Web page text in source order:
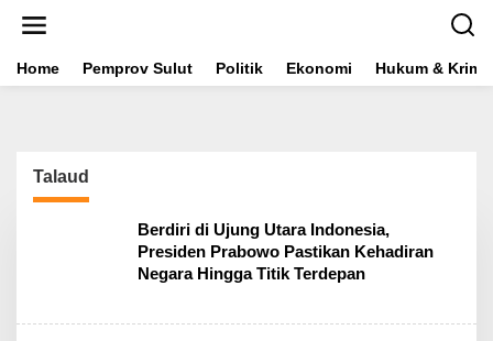
t
Home Pemprov Sulut Politik Ekonomi Hukum &
Talaud
Berdiri di Ujung Utara Indonesia,
Presiden Prabowo Pastikan Kehadiran
Negara Hingga Titik Terdepan